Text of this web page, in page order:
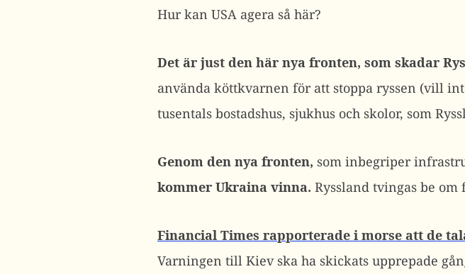
Hur kan USA agera så här?
Det är just den här nya fronten, som skadar
använda köttkvarnen för att stoppa ryssen (vill
tusentals bostadshus, sjukhus och skolor, som
Genom den nya fronten, som inbegriper
kommer Ukraina vinna. Ryssland tvingas be om
Financial Times rapporterade i morse att de
Varningen till Kiev ska ha skickats upprepade